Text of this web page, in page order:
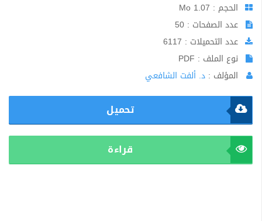
الحجم : 1.07 Mo
عدد الصفحات : 50
عدد التحميلات : 6117
نوع الملف : PDF
المؤلف : د. ألفت الشافعي
تحميل
قراءة